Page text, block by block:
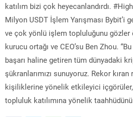
katılım bizi çok heyecanlandırdı.
Milyon USDT İşlem Yarışması Bybit’i
ve çok yönlü işlem topluluğunu gözler
kurucu ortağı ve CEO’su Ben Zhou.
başarı haline getiren tüm dünyadaki
şükranlarımızı sunuyoruz. Rekor
kişiliklerine yönelik etkileyici içgörüler,
topluluk katılımına yönelik